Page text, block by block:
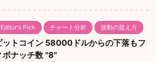
Editor's Pick チャート分析 波動の捉え方
ットコイン 58000ドルからの下落もフ
ボナッチ数 "8"